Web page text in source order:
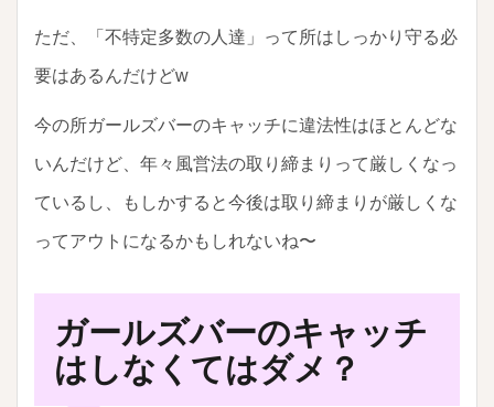
ただ、「不特定多数の人達」って所はしっかり守る必
要はあるんだけどw
今の所ガールズバーのキャッチに違法性はほとんどな
いんだけど、年々風営法の取り締まりって厳しくなっ
ているし、もしかすると今後は取り締まりが厳しくな
ってアウトになるかもしれないね〜
ガールズバーのキャッチ
はしなくてはダメ？